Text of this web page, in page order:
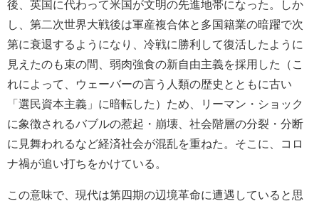
後、英国に代わって米国が文明の先進地帯になった。しか
し、第二次世界大戦後は軍産複合体と多国籍業の暗躍で次
第に衰退するようになり、冷戦に勝利して復活したように
見えたのも束の間、弱肉強食の新自由主義を採用した（こ
れによって、ウェーバーの言う人類の歴史とともに古い
「選民資本主義」に暗転した）ため、リーマン・ショック
に象徴されるバブルの惹起・崩壊、社会階層の分裂・分断
に見舞われるなど経済社会が混乱を重ねた。そこに、コロ
ナ禍が追い打ちをかけている。
この意味で、現代は第四期の辺境革命に遭遇していると思